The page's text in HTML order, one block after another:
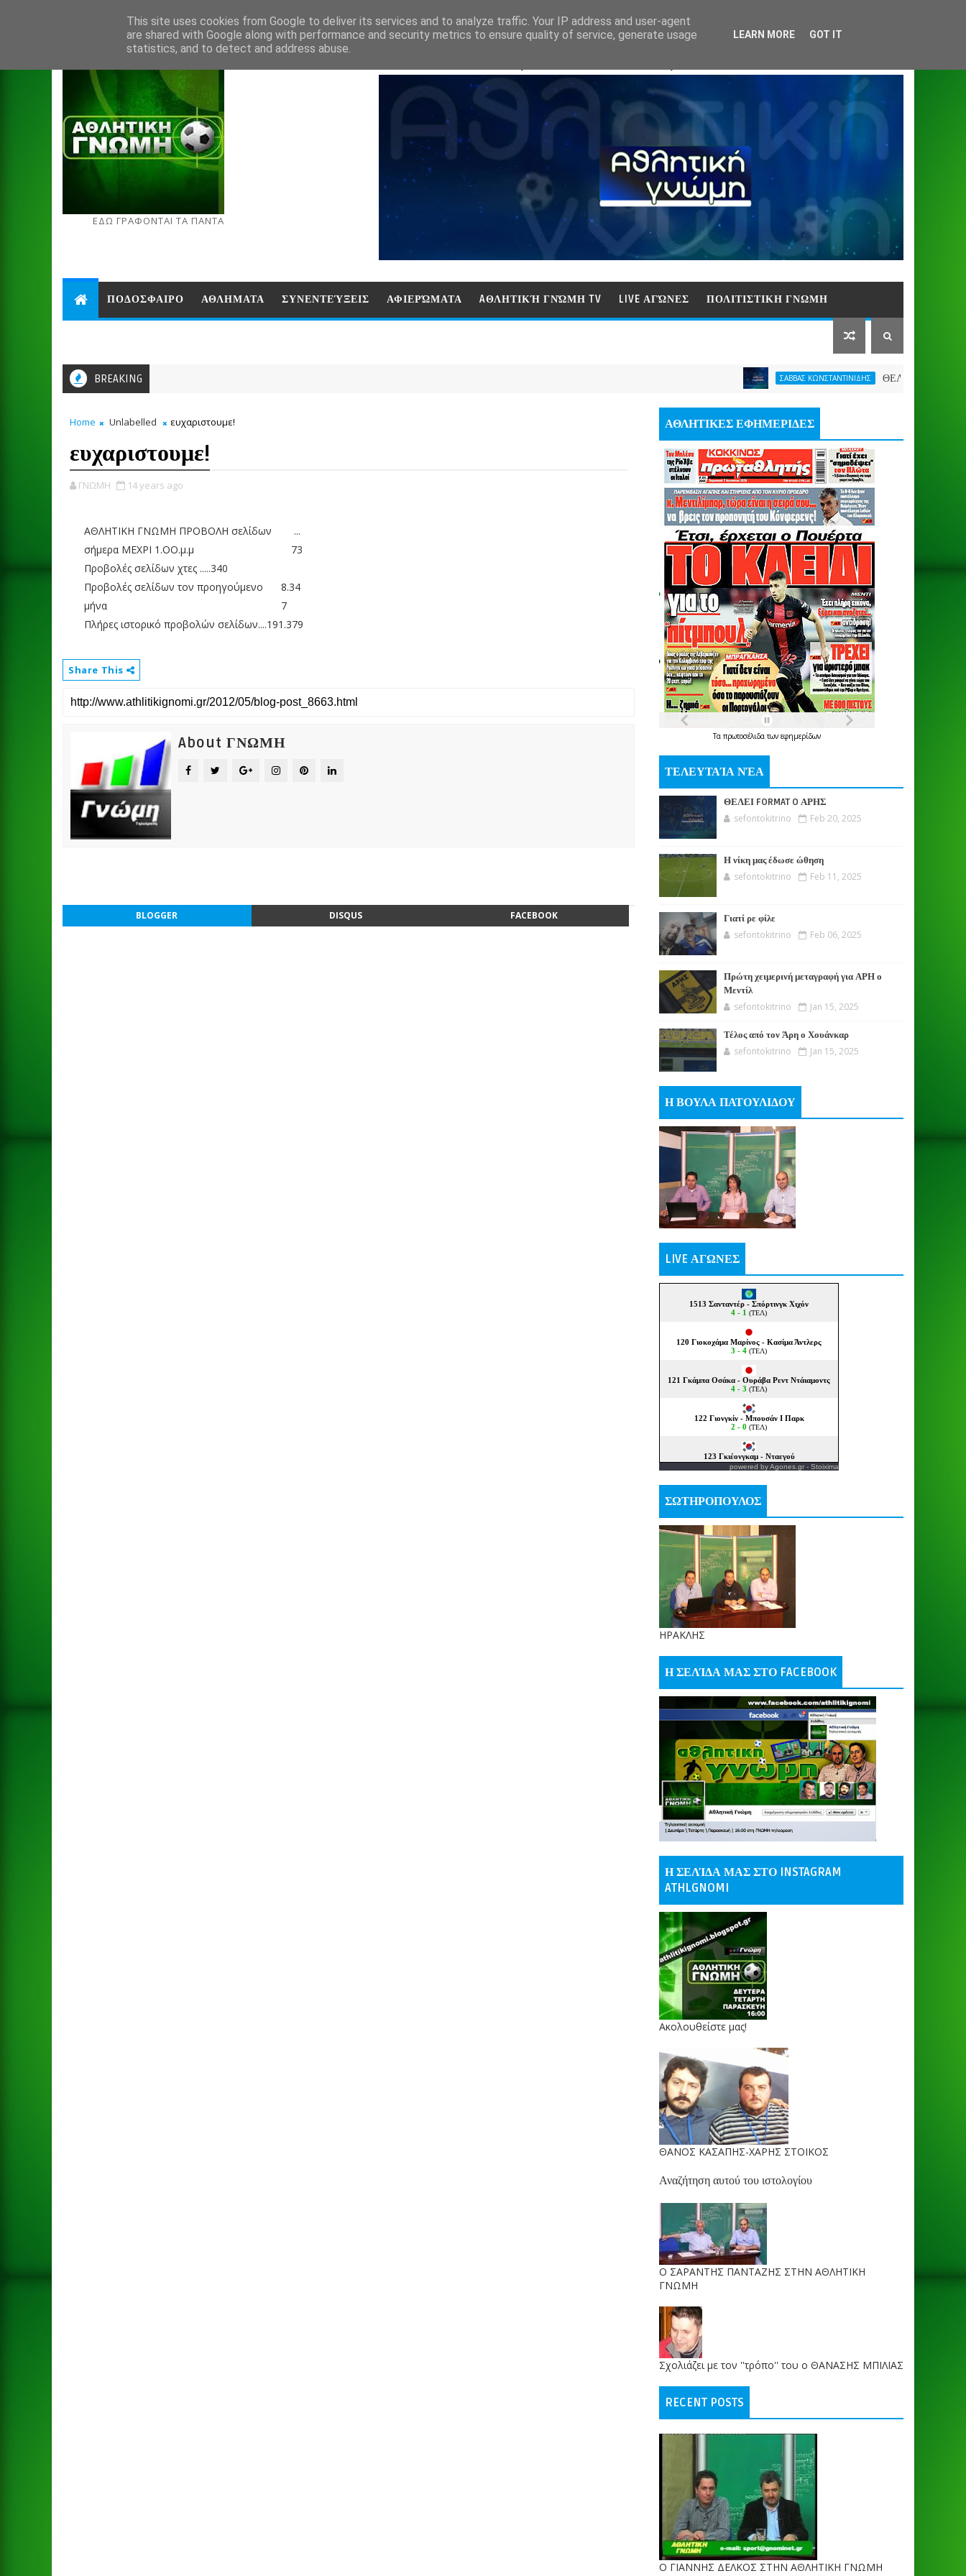
ΕΔΩ ΓΡΑΦΟΝΤΑΙ ΤΑ ΠΑΝΤΑ
ΠΟΔΟΣΦΑΙΡΟ ΑΘΛΗΜΑΤΑ ΣΥΝΕΝΤΕΎΞΕΙΣ ΑΦΙΕΡΏΜΑΤΑ AΘΛΗΤΙΚΉ ΓΝΏΜΗ TV LIVE ΑΓΏΝΕΣ ΠΟΛΙΤΙΣΤΙΚΗ ΓΝΩΜΗ
BREAKING ΣΑΒΒΑΣ ΚΩΝΣΤΑΝΤΙΝΙΔΗΣ ΘΕΛΕΙ FORMAT O ΑΡΗΣ
Home Unlabelled ευχαριστουμε!
ευχαριστουμε!
ΓΝΩΜΗ 14 years ago
ΑΘΛΗΤΙΚΗ ΓΝΩΜΗ ΠΡΟΒΟΛΗ σελίδων
σήμερα ΜΕΧΡΙ 1.ΟΟ.μ.μ
...
73
Προβολές σελίδων χτες .....340
Προβολές σελίδων τον προηγούμενο
μήνα
8.34
7
Πλήρες ιστορικό προβολών σελίδων....191.379
Share This
About ΓΝΩΜΗ
BLOGGER DISQUS FACEBOOK
ΑΘΛΗΤΙΚΕΣ ΕΦΗΜΕΡΙΔΕΣ
Τα πρωτοσέλιδατων εφημερίδων
ΤΕΛΕΥΤΑΊΑ ΝΈΑ
ΘΕΛΕΙ FORMAT O ΑΡΗΣ
sefontokitrino Feb 20, 2025
Η νίκη μας έδωσε ώθηση
sefontokitrino Feb 11, 2025
Γιατί ρε φίλε
sefontokitrino Feb 06, 2025
Πρώτη χειμερινή μεταγραφή για ΑΡΗ ο
Μεντίλ
sefontokitrino Jan 15, 2025
Τέλος από τον Άρη ο Χουάνκαρ
sefontokitrino Jan 15, 2025
Η ΒΟΥΛΑ ΠΑΤΟΥΛΙΔΟΥ
LIVE ΑΓΩΝΕΣ
powered byAgones.gr - Stoixima
ΣΩΤΗΡΟΠΟΥΛΟΣ
ΗΡΑΚΛΗΣ
Η ΣΕΛΊΔΑ ΜΑΣ ΣΤΟ FACEBOOK
Η ΣΕΛΊΔΑ ΜΑΣ ΣΤΟ INSTAGRAM
ATHLGNOMI
Ακολουθείστε μας!
ΘΑΝΟΣ ΚΑΣΑΠΗΣ-ΧΑΡΗΣ ΣΤΟΙΚΟΣ
Αναζήτηση αυτού του ιστολογίου
O ΣΑΡΑΝΤΗΣ ΠΑΝΤΑΖΗΣ ΣΤΗΝ ΑΘΛΗΤΙΚΗ
ΓΝΩΜΗ
Σχολιάζει με τον ''τρόπο'' του ο ΘΑΝΑΣΗΣ ΜΠΙΛΙΑΣ
RECENT POSTS
Ο ΓΙΑΝΝΗΣ ΔΕΛΚΟΣ ΣΤΗΝ ΑΘΛΗΤΙΚΗ ΓΝΩΜΗ
This site uses cookies from Google to deliver its services and to analyze traffic. Your IP address and user-agent
are shared with Google along with performance and security metrics to ensure quality of service, generate usage
statistics, and to detect and address abuse.
LEARN MORE GOT IT